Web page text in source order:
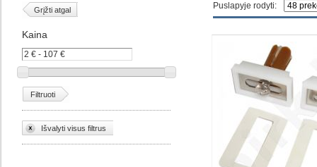
Puslapyje rodyti:
Grįžti atgal
Kaina
Filtruoti
Išvalyti visus filtrus